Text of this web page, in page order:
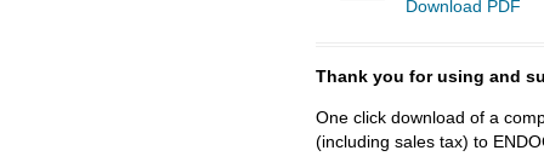
Download PDF
Thank you for using and
One click download of a
(including sales tax) to